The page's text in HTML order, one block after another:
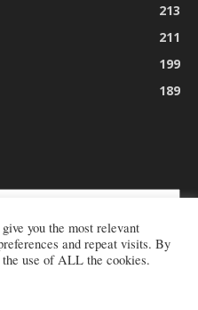
213
211
199
189
- Etnie -
you the most relevant
and repeat visits. By
use of ALL the cookies.